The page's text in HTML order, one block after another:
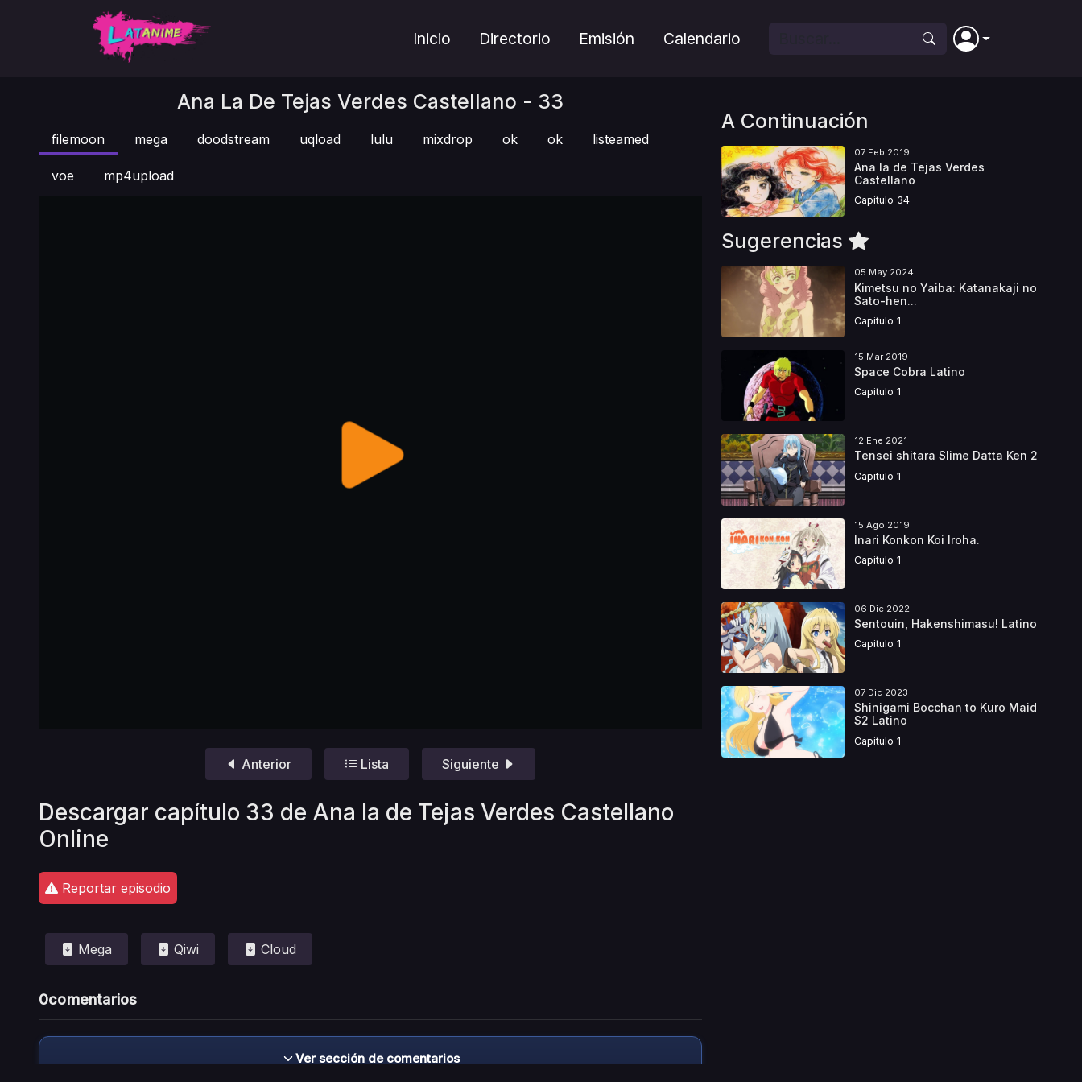
Inicio Directorio Emisión Calendario
Ana La De Tejas Verdes Castellano - 33
filemoon mega doodstream uqload lulu mixdrop ok ok listeamed
voe mp4upload
Anterior Lista Siguiente
Descargar capítulo 33 de Ana la de Tejas Verdes Castellano
Online
Reportar episodio
Mega Qiwi Cloud
0comentarios
Ver sección de comentarios
A Continuación
07 Feb 2019
Ana la de Tejas Verdes
Castellano
Capitulo 34
Sugerencias
05 May 2024
Kimetsu no Yaiba: Katanakaji no
Sato-hen...
Capitulo 1
15 Mar 2019
Space Cobra Latino
Capitulo 1
12 Ene 2021
Tensei shitara Slime Datta Ken 2
Capitulo 1
15 Ago 2019
Inari Konkon Koi Iroha.
Capitulo 1
06 Dic 2022
Sentouin, Hakenshimasu! Latino
Capitulo 1
07 Dic 2023
Shinigami Bocchan to Kuro Maid
S2 Latino
Capitulo 1